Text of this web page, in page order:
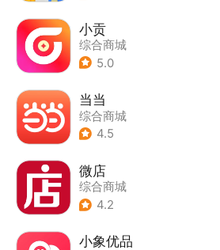
小贡
综合商城
5.0
当当
综合商城
4.5
微店
综合商城
4.2
小象优品